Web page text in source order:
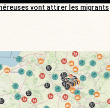
vont attirer les migrants